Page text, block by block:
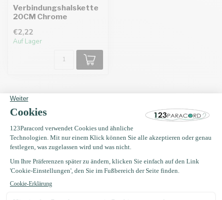
Verbindungshalskette
20CM Chrome
€2,22
Auf Lager